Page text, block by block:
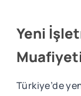
Yeni
Türkiye’de